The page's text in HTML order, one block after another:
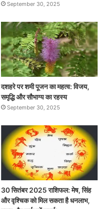
September 30, 2025
दशहरे पर शमी पूजन का महत्व: विजय,
समृद्धि और सौभाग्य का रहस्य
September 30, 2025
30 सितंबर 2025 राशिफल: मेष, सिंह
और वृश्चिक को मिल सकता है धनलाभ,